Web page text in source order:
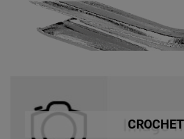
CROCHET